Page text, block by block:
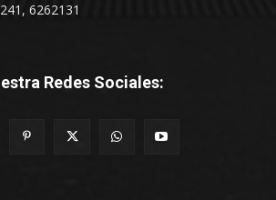
6262131
Redes Sociales: